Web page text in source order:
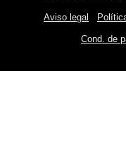
Aviso legal
Cond. de